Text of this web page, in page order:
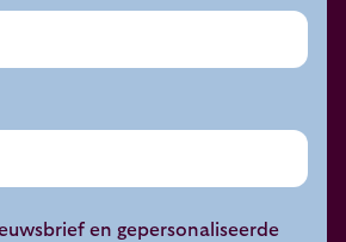
en gepersonaliseerde